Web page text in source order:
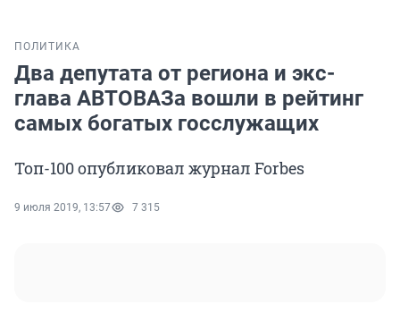
ПОЛИТИКА
Два депутата от региона и экс-
глава АВТОВАЗа вошли в рейтинг
самых богатых госслужащих
Топ-100 опубликовал журнал Forbes
9 июля 2019, 13:57 7 315